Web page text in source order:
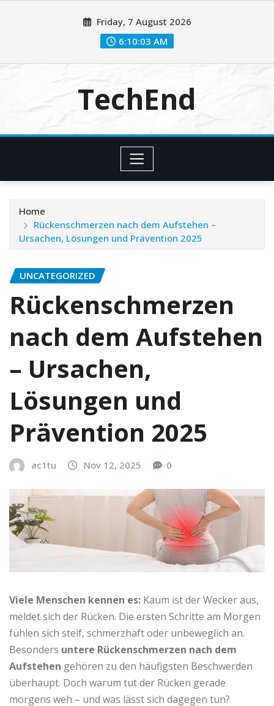
Friday, 7 August 2026
6:10:05 AM
TechEnd
Home
Rückenschmerzen nach dem Aufstehen –
Ursachen, Lösungen und Prävention 2025
UNCATEGORIZED
Rückenschmerzen
nach dem Aufstehen
– Ursachen,
Lösungen und
Prävention 2025
ac1tu Nov 12, 2025 0
Viele Menschen kennen es: Kaum ist der Wecker aus,
meldet sich der Rücken. Die ersten Schritte am Morgen
fühlen sich steif, schmerzhaft oder unbeweglich an.
Besonders untere Rückenschmerzen nach dem
Aufstehen gehören zu den häufigsten Beschwerden
überhaupt. Doch warum tut der Rücken gerade
morgens weh – und was lässt sich dagegen tun?